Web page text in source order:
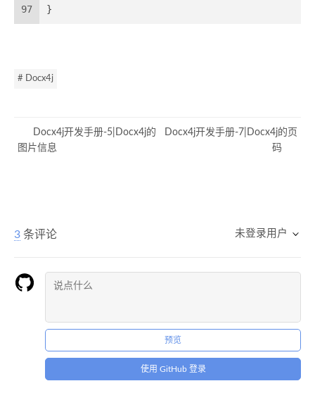
97
}
# Docx4j
Docx4j开发手册-5|Docx4j的
图片信息
Docx4j开发手册-7|Docx4j的页
码
3 条评论 未登录用户
预览
使用 GitHub 登录